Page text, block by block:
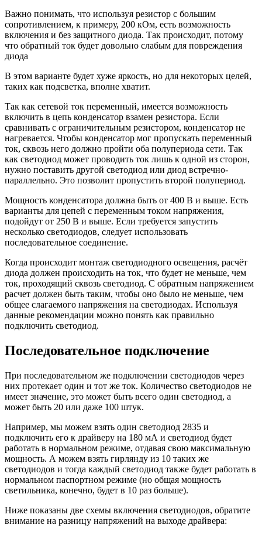
Важно понимать, что используя резистор с большим
сопротивлением, к примеру, 200 кОм, есть возможность
включения и без защитного диода. Так происходит, потому
что обратный ток будет довольно слабым для повреждения
диода
В этом варианте будет хуже яркость, но для некоторых целей,
таких как подсветка, вполне хватит.
Так как сетевой ток переменный, имеется возможность
включить в цепь конденсатор взамен резистора. Если
сравнивать с ограничительным резистором, конденсатор не
нагревается. Чтобы конденсатор мог пропускать переменный
ток, сквозь него должно пройти оба полупериода сети. Так
как светодиод может проводить ток лишь к одной из сторон,
нужно поставить другой светодиод или диод встречно-
параллельно. Это позволит пропустить второй полупериод.
Мощность конденсатора должна быть от 400 В и выше. Есть
варианты для цепей с переменным током напряжения,
подойдут от 250 В и выше. Если требуется запустить
несколько светодиодов, следует использовать
последовательное соединение.
Когда происходит монтаж светодиодного освещения, расчёт
диода должен происходить на ток, что будет не меньше, чем
ток, проходящий сквозь светодиод. С обратным напряжением
расчет должен быть таким, чтобы оно было не меньше, чем
общее слагаемого напряжения на светодиодах. Используя
данные рекомендации можно понять как правильно
подключить светодиод.
Последовательное подключение
При последовательном же подключении светодиодов через
них протекает один и тот же ток. Количество светодиодов не
имеет значение, это может быть всего один светодиод, а
может быть 20 или даже 100 штук.
Например, мы можем взять один светодиод 2835 и
подключить его к драйверу на 180 мА и светодиод будет
работать в нормальном режиме, отдавая свою максимальную
мощность. А можем взять гирлянду из 10 таких же
светодиодов и тогда каждый светодиод также будет работать в
нормальном паспортном режиме (но общая мощность
светильника, конечно, будет в 10 раз больше).
Ниже показаны две схемы включения светодиодов, обратите
внимание на разницу напряжений на выходе драйвера: